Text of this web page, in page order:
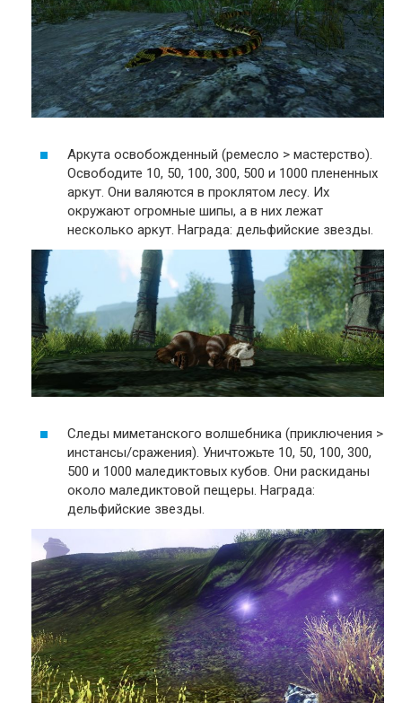
Аркута освобожденный (ремесло > мастерство).
Освободите 10, 50, 100, 300, 500 и 1000 плененных
аркут. Они валяются в проклятом лесу. Их
окружают огромные шипы, а в них лежат
несколько аркут. Награда: дельфийские звезды.
Следы миметанского волшебника (приключения >
инстансы/сражения). Уничтожьте 10, 50, 100, 300,
500 и 1000 маледиктовых кубов. Они раскиданы
около маледиктовой пещеры. Награда:
дельфийские звезды.